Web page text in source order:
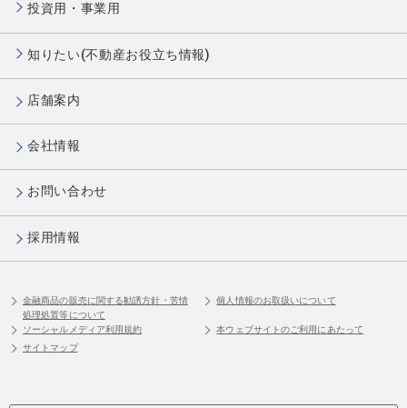
投資用・事業用
知りたい(不動産お役立ち情報)
店舗案内
会社情報
お問い合わせ
採用情報
金融商品の販売に関する勧誘方針・苦情
処理処置等について
個人情報のお取扱いについて
ソーシャルメディア利用規約
本ウェブサイトのご利用にあたって
サイトマップ